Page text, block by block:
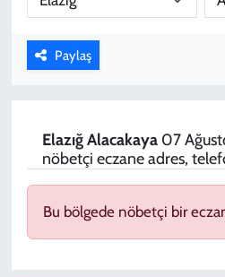
Paylaş
ElazığAlacakaya07
nöbetçi eczane adres,
Bu bölgede nöbetçi bir